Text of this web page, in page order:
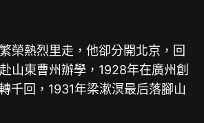
榮熱烈里走，他卻分開北京，回
山東曹州辦學，1928年在廣州創
千回，1931年梁漱溟最后落腳山